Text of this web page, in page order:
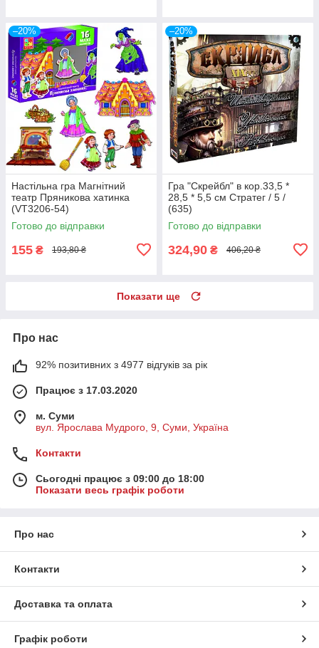
–20%
Настільна гра Магнітний
театр Пряникова хатинка
(VT3206-54)
Готово до відправки
155 ₴ 193,80 ₴
–20%
Гра "Скрейбл" в кор.33,5 *
28,5 * 5,5 см Стратег / 5 /
(635)
Готово до відправки
324,90 ₴ 406,20 ₴
Показати ще
Про нас
92% позитивних з 4977 відгуків за рік
Працює з 17.03.2020
м. Суми
вул. Ярослава Мудрого, 9, Суми, Україна
Контакти
Сьогодні працює з 09:00 до 18:00
Показати весь графік роботи
Про нас
Контакти
Доставка та оплата
Графік роботи